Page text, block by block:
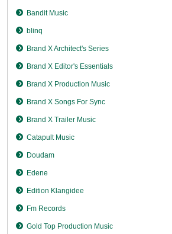
Bandit Music
blinq
Brand X Architect's Series
Brand X Editor's Essentials
Brand X Production Music
Brand X Songs For Sync
Brand X Trailer Music
Catapult Music
Doudam
Edene
Edition Klangidee
Fm Records
Gold Top Production Music